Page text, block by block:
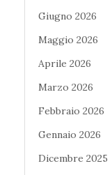
Giugno 2026
Maggio 2026
Aprile 2026
Marzo 2026
Febbraio 2026
Gennaio 2026
Dicembre 2025